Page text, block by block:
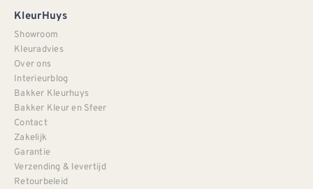
KleurHuys
Showroom
Kleuradvies
Over ons
Interieurblog
Bakker Kleurhuys
Bakker Kleur en Sfeer
Contact
Zakelijk
Garantie
Verzending & levertijd
Retourbeleid